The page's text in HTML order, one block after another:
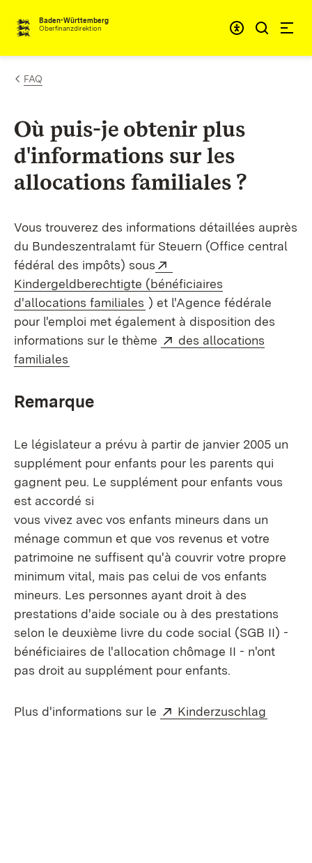
Passer au contenu
Baden-Württemberg
Oberfinanzdirektion
FAQ
Où puis-je obtenir plus
d'informations sur les
allocations familiales ?
Vous trouverez des informations détaillées auprès
du Bundeszentralamt für Steuern (Office central
fédéral des impôts) sous
Kindergeldberechtigte (bénéficiaires
d'allocations familiales (S’ouvre dans un nouvel
) et l'Agence fédérale
pour l'emploi met également à disposition des
informations sur le thème
Externe:
des allocations
familiales
Remarque
Le législateur a prévu à partir de janvier 2005 un
supplément pour enfants pour les parents qui
gagnent peu. Le supplément pour enfants vous
est accordé si
vous vivez avec vos enfants mineurs dans un
ménage commun et que vos revenus et votre
patrimoine ne suffisent qu'à couvrir votre propre
minimum vital, mais pas celui de vos enfants
mineurs. Les personnes ayant droit à des
prestations d'aide sociale ou à des prestations
selon le deuxième livre du code social (SGB II) -
bénéficiaires de l'allocation chômage II - n'ont
pas droit au supplément pour enfants.
Plus d'informations sur le Externe:
Kinderzuschlag